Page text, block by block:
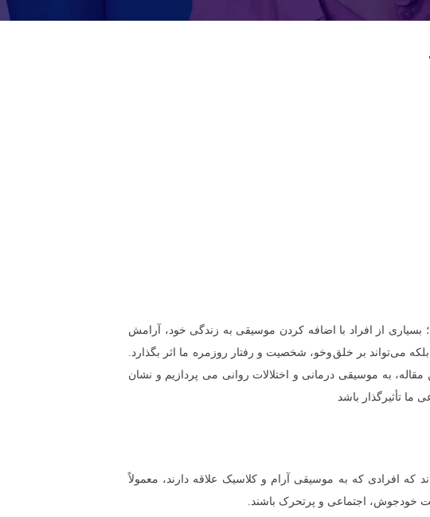
از افراد با اضافه کردن موسیقی به زندگی خود، آرامش
می‌تواند بر خلق‌وخو، شخصیت و رفتار روزمره ما اثر بگذارد.
به موسیقی درمانی و اختلالات روانی می پردازیم و نشان
تأثیرگذار باشد
افرادی که به موسیقی آرام و کلاسیک علاقه دارند، معمولاً
خودجوش، اجتماعی و پرتحرک باشند.